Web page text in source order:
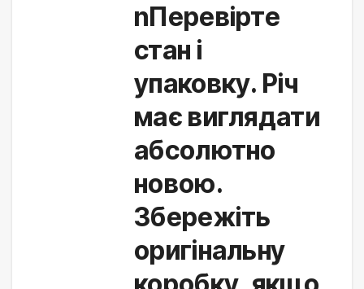
nПеревірте
стан і
упаковку. Річ
має виглядати
абсолютно
новою.
Збережіть
оригінальну